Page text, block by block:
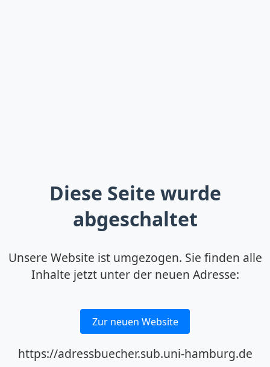
Diese Seite wurde
abgeschaltet
Unsere Website ist umgezogen. Sie finden alle
Inhalte jetzt unter der neuen Adresse:
Zur neuen Website
https://adressbuecher.sub.uni-hamburg.de